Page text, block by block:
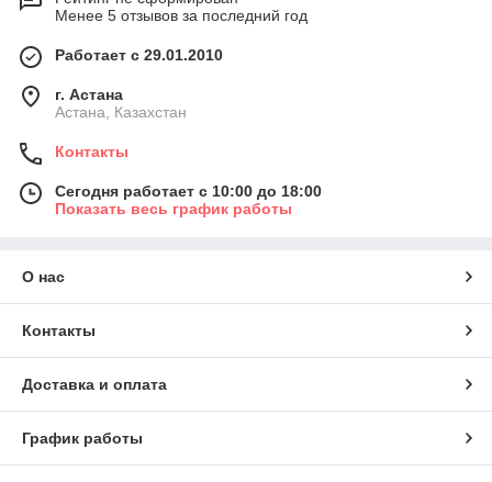
Менее 5 отзывов за последний год
Работает с 29.01.2010
г. Астана
Астана, Казахстан
Контакты
Сегодня работает с 10:00 до 18:00
Показать весь график работы
О нас
Контакты
Доставка и оплата
График работы